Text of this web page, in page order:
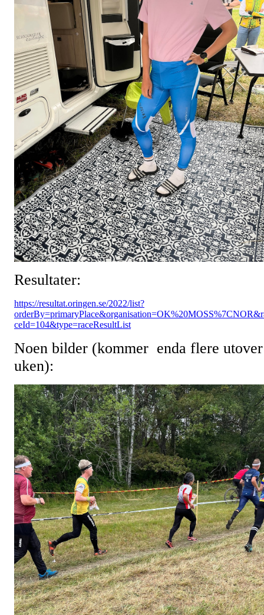
Resultater:
https://resultat.oringen.se/2022/list?
ceId=104&type=raceResultList
Noen bilder (kommer enda flere utover
uken):